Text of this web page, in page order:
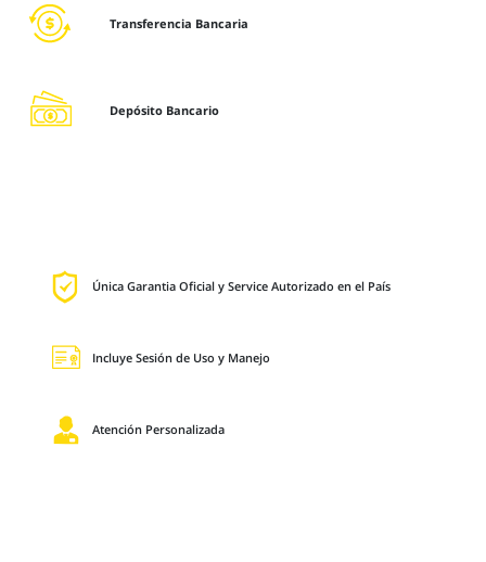
Transferencia Bancaria
Depósito Bancario
Única Garantia Oficial y Service Autorizado en el País
Incluye Sesión de Uso y Manejo
Atención Personalizada